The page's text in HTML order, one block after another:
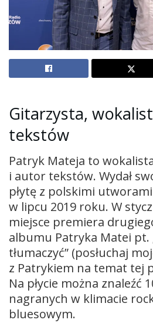
Gitarzysta,
tekstów
Patryk Mateja to
i autor tekstów. Wydał
płytę z polskimi utworami
w lipcu 2019 roku. W
miejsce premiera
albumu Patryka Matei pt.
tłumaczyć” (posłuchaj
z Patrykiem na temat tej
Na płycie można znaleźć
nagranych w klimacie
bluesowym.